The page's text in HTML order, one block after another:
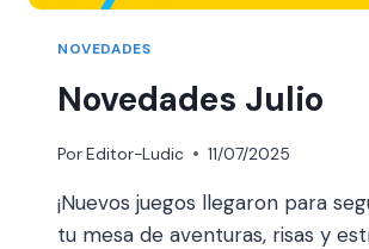
NOVEDADES
Novedades Julio
PorEditor-Ludic 11/07/2025
¡Nuevos juegos llegaron para
tu mesa de aventuras, risas y